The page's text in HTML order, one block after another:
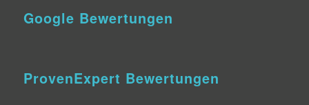
Google Bewertungen
ProvenExpert Bewertungen